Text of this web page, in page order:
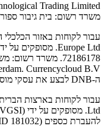
משרד רשום: בית גיבור ספורט, מנחם
ה-DNB לבצע את עסקי מוסד הכסף האלקטרוני (מספר יחס: R142701).